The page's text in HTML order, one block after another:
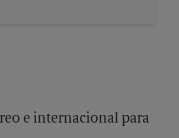
e internacional para